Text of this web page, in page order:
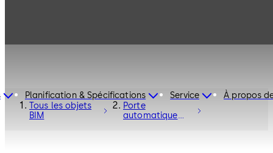
Planification & Spécifications Service
À propos
Tous les objets
BIM
Porte
automatique